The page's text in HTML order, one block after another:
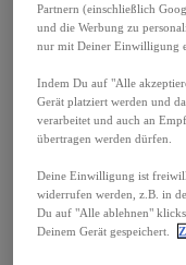
Toyota Räderwechsel-Service
Der schnelle Wechsel von
Service entdecken
Partnern (einschließlich
und die Werbung zu
nur mit Deiner Einwilligung
Indem Du auf "Alle
Gerät platziert werden und
verarbeitet und auch an
übertragen werden dürfen.
Deine Einwilligung ist
widerrufen werden, z.B. in
Du auf "Alle ablehnen"
Deinem Gerät gespeichert.